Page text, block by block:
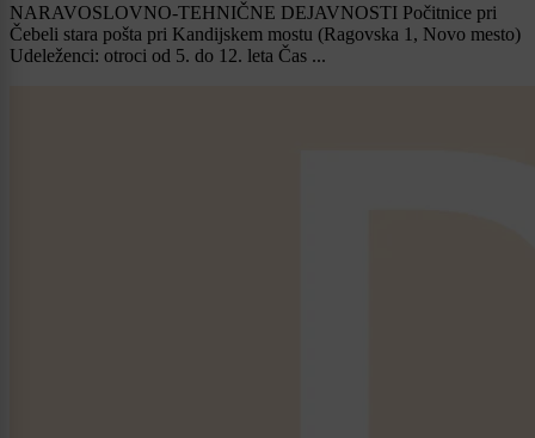
NARAVOSLOVNO-TEHNIČNE DEJAVNOSTI Počitnice pri
Čebeli stara pošta pri Kandijskem mostu (Ragovska 1, Novo mesto)
Udeleženci: otroci od 5. do 12. leta Čas ...